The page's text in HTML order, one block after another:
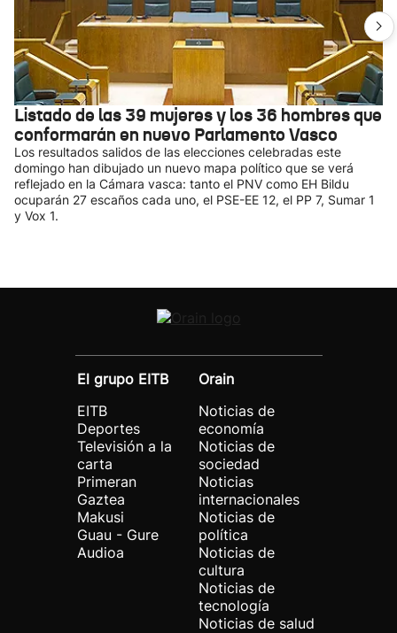
Listado de las 39 mujeres y los 36 hombres que
conformarán en nuevo Parlamento Vasco
Los resultados salidos de las elecciones celebradas este
domingo han dibujado un nuevo mapa político que se verá
reflejado en la Cámara vasca: tanto el PNV como EH Bildu
ocuparán 27 escaños cada uno, el PSE-EE 12, el PP 7, Sumar 1
y Vox 1.
El grupo EITB
EITB
Deportes
Televisión a la
carta
Primeran
Gaztea
Makusi
Guau - Gure
Audioa
Orain
Noticias de
economía
Noticias de
sociedad
Noticias
internacionales
Noticias de
política
Noticias de
cultura
Noticias de
tecnología
Noticias de salud